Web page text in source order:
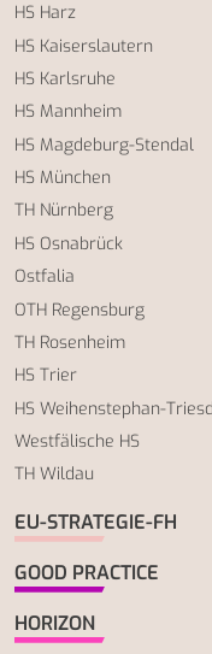
HS Harz
HS Kaiserslautern
HS Karlsruhe
HS Mannheim
HS Magdeburg-Stendal
HS München
TH Nürnberg
HS Osnabrück
Ostfalia
OTH Regensburg
TH Rosenheim
HS Trier
HS Weihenstephan-
Westfälische HS
TH Wildau
EU-STRATEGIE-FH
GOOD PRACTICE
HORIZON